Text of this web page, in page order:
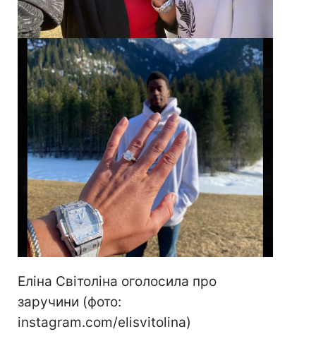
Еліна Світоліна оголосила про
заручини (фото:
instagram.com/elisvitolina)